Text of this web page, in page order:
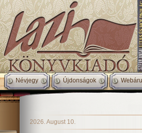
Névjegy Újdonságok
2026. August 10.